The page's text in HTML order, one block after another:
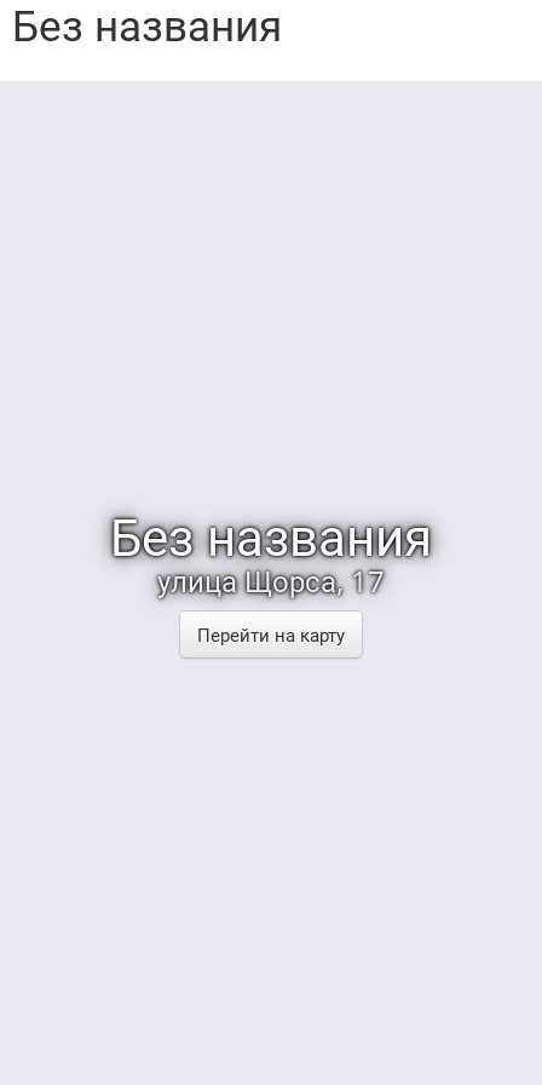
Без названия
улица Щорса, 17
Перейти на карту
Без названия